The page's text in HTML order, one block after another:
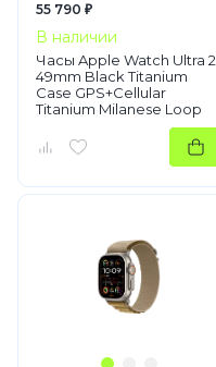
55 790 ₽
В наличии
Часы Apple Watch Ultra 2
49mm Black Titanium
Case GPS+Cellular
Titanium Milanese Loop